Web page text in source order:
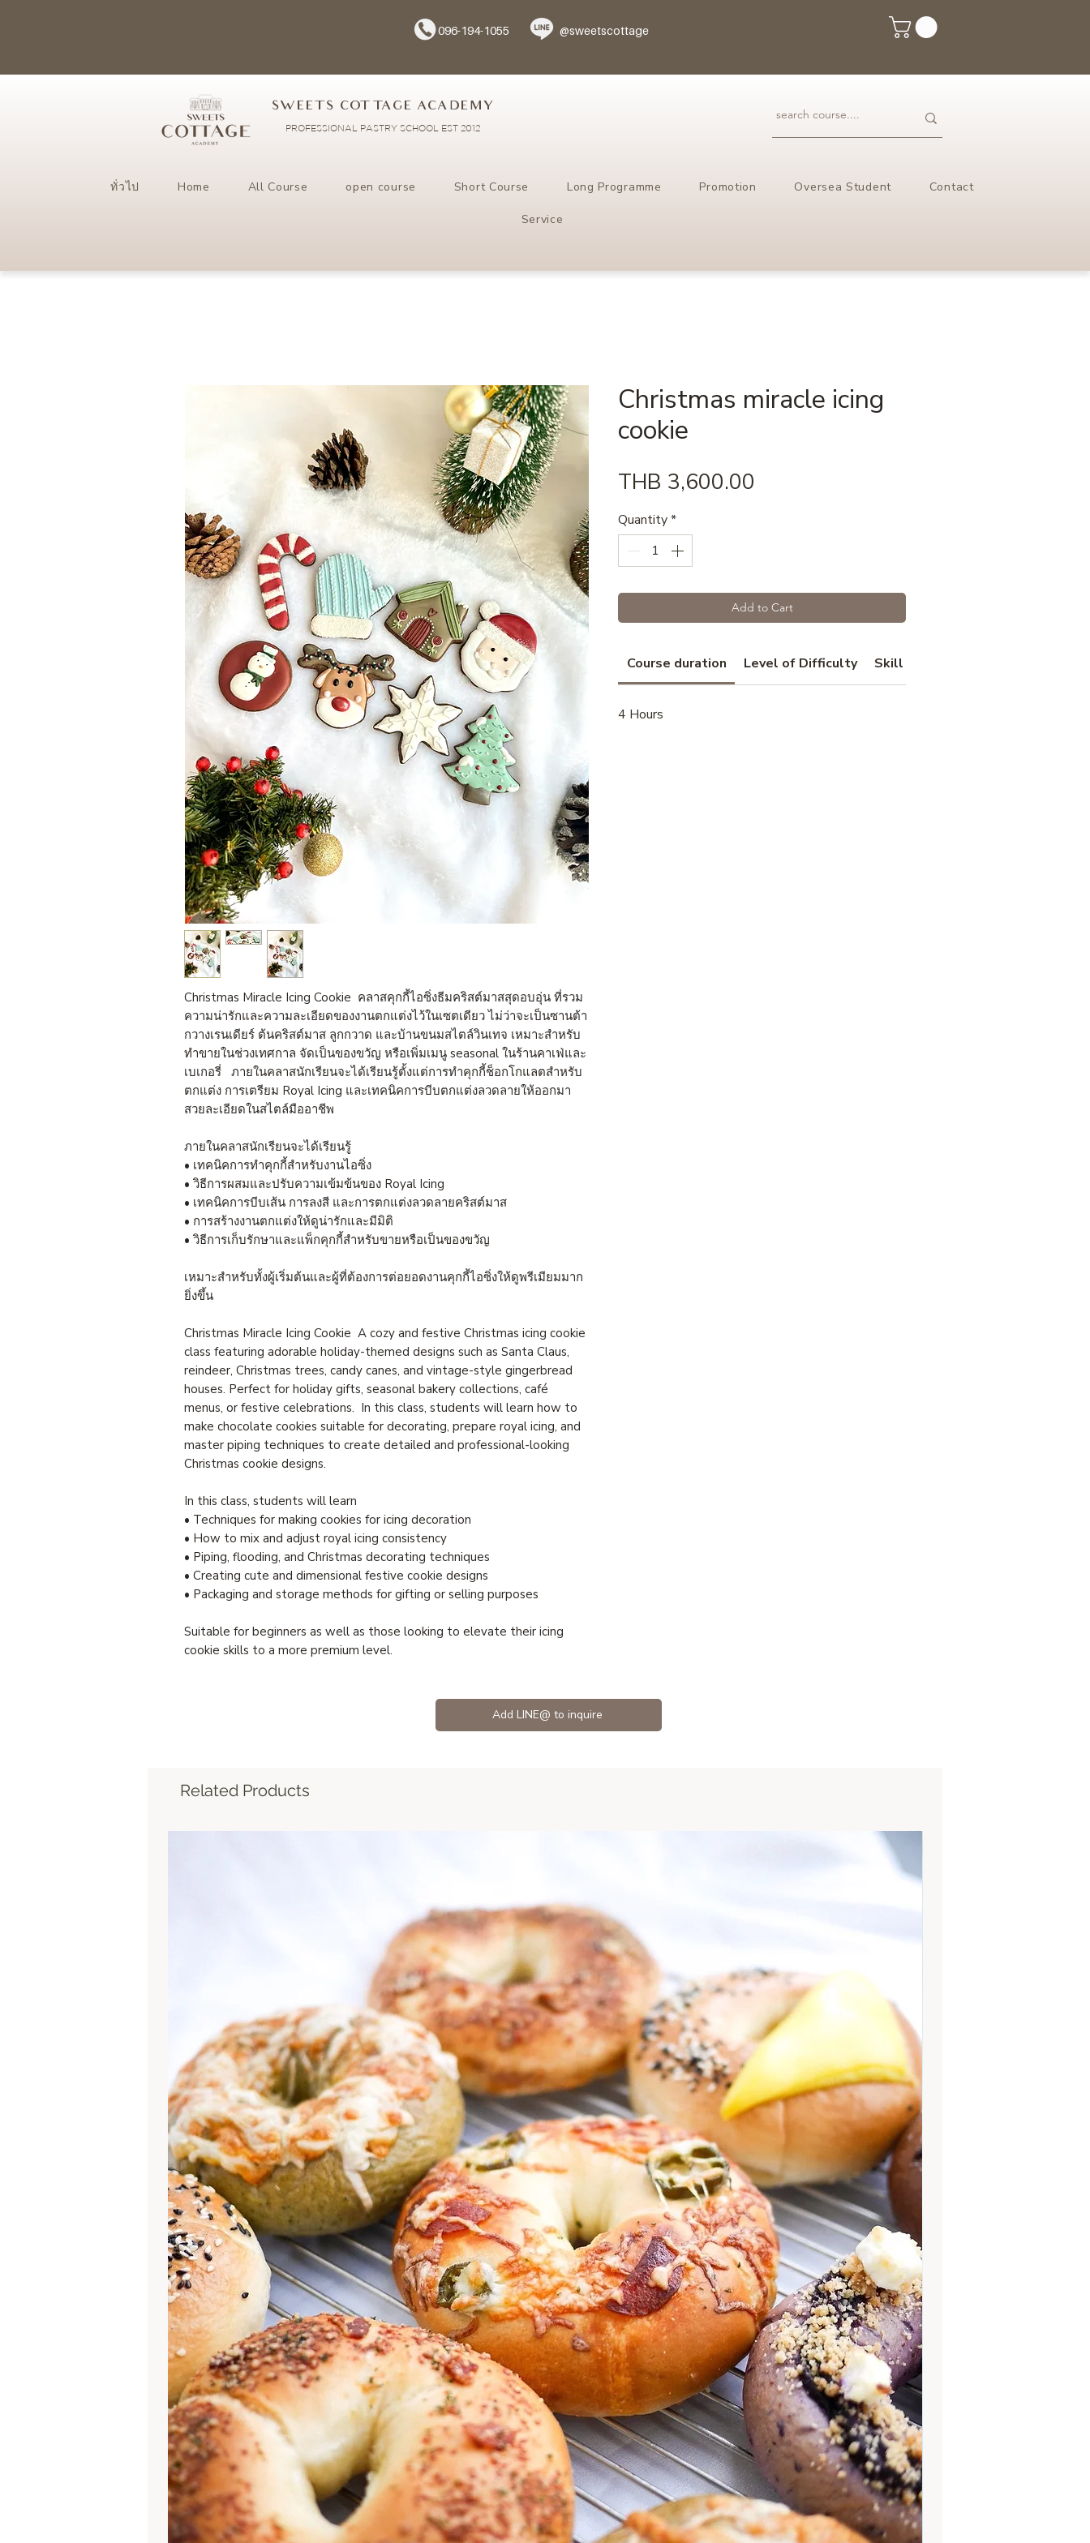
096-194-1055 @sweetscottage
SWEETS COTTAGE ACADEMY
PROFESSIONAL PASTRY SCHOOL EST 2012
ทั่วไป Home All Course open course Short Course Long Programme Promotion Oversea Student Contact
Service
Christmas Miracle Icing Cookie คลาสคุกกี้ไอซิ่งธีมคริสต์มาสสุดอบอุ่น ที่รวม
ความน่ารักและความละเอียดของงานตกแต่งไว้ในเซตเดียว ไม่ว่าจะเป็นซานต้า
กวางเรนเดียร์ ต้นคริสต์มาส ลูกกวาด และบ้านขนมสไตล์วินเทจ เหมาะสำหรับ
ทำขายในช่วงเทศกาล จัดเป็นของขวัญ หรือเพิ่มเมนู seasonal ในร้านคาเฟ่และ
เบเกอรี่ ภายในคลาสนักเรียนจะได้เรียนรู้ตั้งแต่การทำคุกกี้ช็อกโกแลตสำหรับ
ตกแต่ง การเตรียม Royal Icing และเทคนิคการบีบตกแต่งลวดลายให้ออกมา
สวยละเอียดในสไตล์มืออาชีพ
ภายในคลาสนักเรียนจะได้เรียนรู้
• เทคนิคการทำคุกกี้สำหรับงานไอซิ่ง
• วิธีการผสมและปรับความเข้มข้นของ Royal Icing
• เทคนิคการบีบเส้น การลงสี และการตกแต่งลวดลายคริสต์มาส
• การสร้างงานตกแต่งให้ดูน่ารักและมีมิติ
• วิธีการเก็บรักษาและแพ็กคุกกี้สำหรับขายหรือเป็นของขวัญ
เหมาะสำหรับทั้งผู้เริ่มต้นและผู้ที่ต้องการต่อยอดงานคุกกี้ไอซิ่งให้ดูพรีเมียมมาก
ยิ่งขึ้น
Christmas Miracle Icing Cookie A cozy and festive Christmas icing cookie
class featuring adorable holiday-themed designs such as Santa Claus,
reindeer, Christmas trees, candy canes, and vintage-style gingerbread
houses. Perfect for holiday gifts, seasonal bakery collections, café
menus, or festive celebrations. In this class, students will learn how to
make chocolate cookies suitable for decorating, prepare royal icing, and
master piping techniques to create detailed and professional-looking
Christmas cookie designs.
In this class, students will learn
• Techniques for making cookies for icing decoration
• How to mix and adjust royal icing consistency
• Piping, flooding, and Christmas decorating techniques
• Creating cute and dimensional festive cookie designs
• Packaging and storage methods for gifting or selling purposes
Suitable for beginners as well as those looking to elevate their icing
cookie skills to a more premium level.
Christmas miracle icing
cookie
THB 3,600.00
Quantity*
Add to Cart
Course duration Level of Difficulty Skill
4 Hours
Add LINE@ to inquire
Related Products